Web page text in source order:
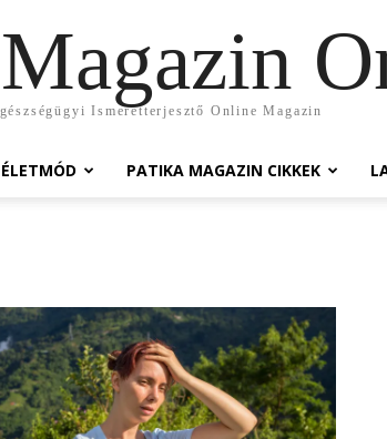
Ismeretterjesztő Online Magazin
ÉLETMÓD PATIKA MAGAZIN CIKKEK